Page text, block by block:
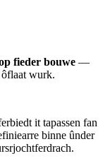
fieder bouwe —
wurk.
it tapassen fan
binne ûnder